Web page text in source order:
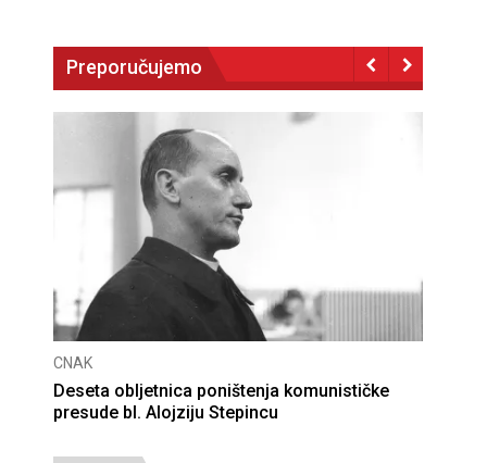
Preporučujemo
CNAK
Deseta obljetnica poništenja komunističke
presude bl. Alojziju Stepincu